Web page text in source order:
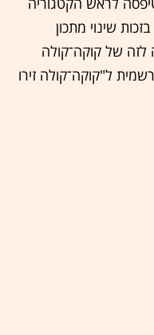
בין היתר בזכות שינוי מתכון
לזה של קוקה־קולה
ל"קוקה־קולה זירו